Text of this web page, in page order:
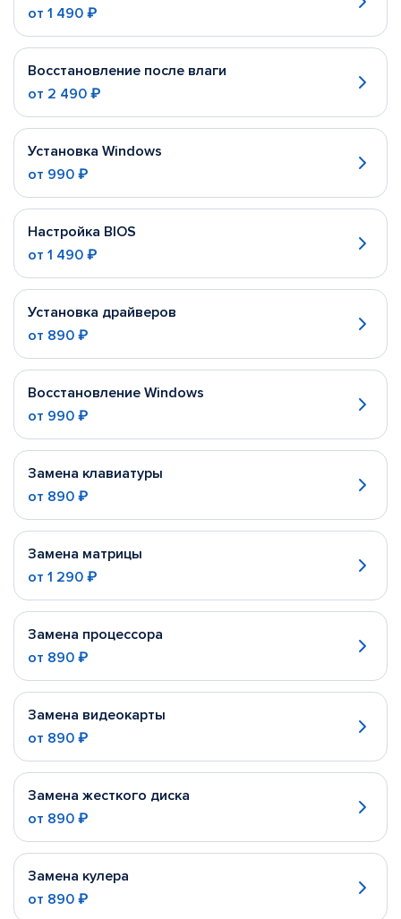
от 1 490 ₽
Восстановление после влаги
от 2 490 ₽
Установка Windows
от 990 ₽
Настройка BIOS
от 1 490 ₽
Установка драйверов
от 890 ₽
Восстановление Windows
от 990 ₽
Замена клавиатуры
от 890 ₽
Замена матрицы
от 1 290 ₽
Замена процессора
от 890 ₽
Замена видеокарты
от 890 ₽
Замена жесткого диска
от 890 ₽
Замена кулера
от 890 ₽